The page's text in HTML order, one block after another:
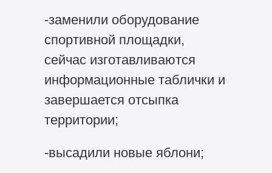
-заменили оборудование
спортивной площадки,
сейчас изготавливаются
информационные таблички и
завершается отсыпка
территории;
-высадили новые яблони;